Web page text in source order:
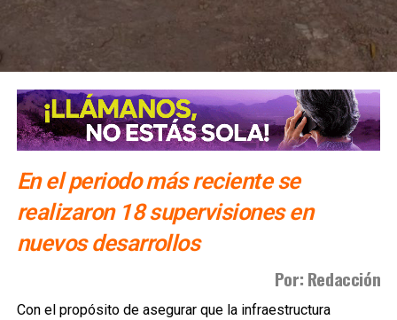
En el periodo más reciente se
realizaron 18 supervisiones en
nuevos desarrollos
Por: Redacción
Con el propósito de asegurar que la infraestructura